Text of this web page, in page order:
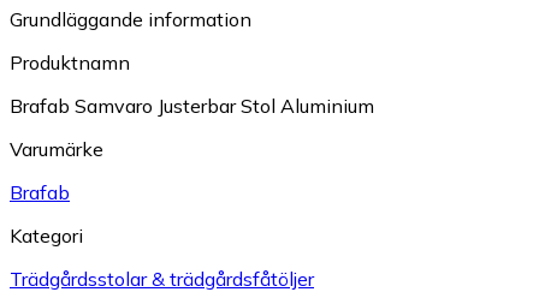
Grundläggande information
Produktnamn
Brafab Samvaro Justerbar Stol Aluminium
Varumärke
Brafab
Kategori
Trädgårdsstolar & trädgårdsfåtöljer